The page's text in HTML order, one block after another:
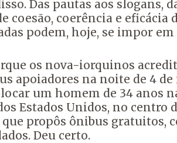
Das pautas aos slogans,
coesão, coerência e
podem, hoje, se impor
os nova-iorquinos
apoiadores na noite de 4
um homem de 34 anos
Estados Unidos, no
propôs ônibus gratuitos,
Deu certo.